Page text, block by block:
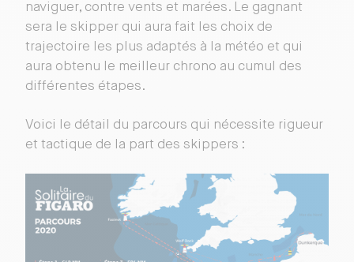
naviguer, contre vents et marées. Le gagnant
sera le skipper qui aura fait les choix de
trajectoire les plus adaptés à la météo et qui
aura obtenu le meilleur chrono au cumul des
différentes étapes.
Voici le détail du parcours qui nécessite rigueur
et tactique de la part des skippers :